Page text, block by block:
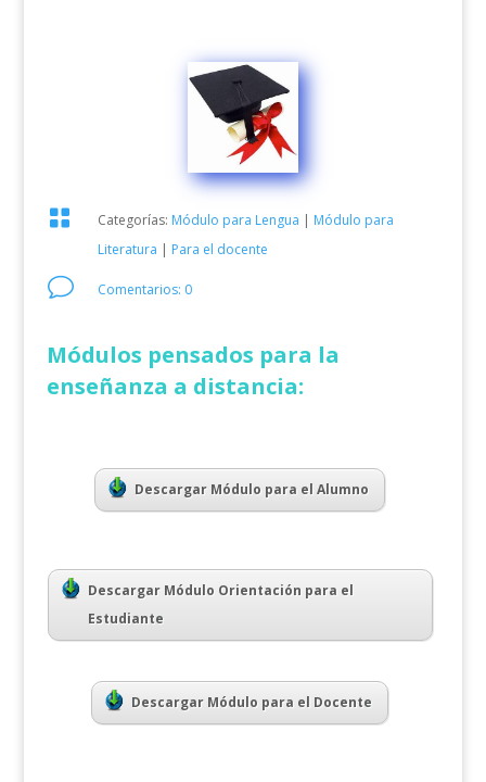
 Categorías: Módulo para Lengua | Módulo para
Literatura | Para el docente
v Comentarios: 0
Módulos pensados para la
enseñanza a distancia:
Descargar Módulo para el Alumno
Descargar Módulo Orientación para el
Estudiante
Descargar Módulo para el Docente